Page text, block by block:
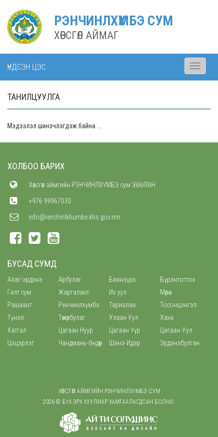
РЭНЧИНЛХҮМБЭ СУМ
ХӨВСГӨЛ АЙМАГ
ҮНДСЭН ЦЭС
Toggle
ТАНИЛЦУУЛГА
Мэдээлэл шинэчлэгдэж байна ...
ХОЛБОО БАРИХ
Хөвсгөл аймгийн РЭНЧИНЛХҮМБЭ сум ЗӨӨЛӨН
+976 99967030
info@renchinlkhumbe.khs.gov.mn
БУСАД СУМД
Алаг-эрдэнэ Арбулаг Баянзүрх
Бүрэнтогтох
Галт сум
Жаргалант Их уул
Мөрөн
Рашаант
Ренчинлхүмбэ Тариалан
Тосонцэнгэл
Түнэл
Төмөрбулаг Улаан Уул
Ханх
Хатгал
Цагаан Нуур Цагаан Үүр
Цагаан-Уул
Цэцэрлэг
Чандмань-Өндөр Шинэ-Идэр Эрдэнэбулган
ХӨВСГӨЛ АЙМГИЙН РЭНЧИНЛХҮМБЭ СУМ
2026 © БҮХ ЭРХ ХУУЛИАР ХАМГААЛАГДСАН БОЛНО.